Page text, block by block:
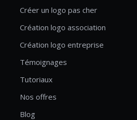
Créer un logo pas cher
Création logo association
Création logo entreprise
Témoignages
Tutoriaux
Nos offres
Blog